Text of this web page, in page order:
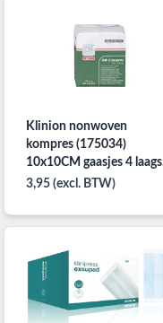
Klinion nonwoven
kompres (175034)
10x10CM gaasjes 4 laags
per 100ST. niet steriel
3,95 (excl. BTW)